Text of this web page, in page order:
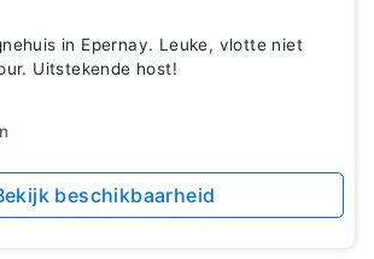
in Epernay. Leuke, vlotte niet
Uitstekende host!
beschikbaarheid